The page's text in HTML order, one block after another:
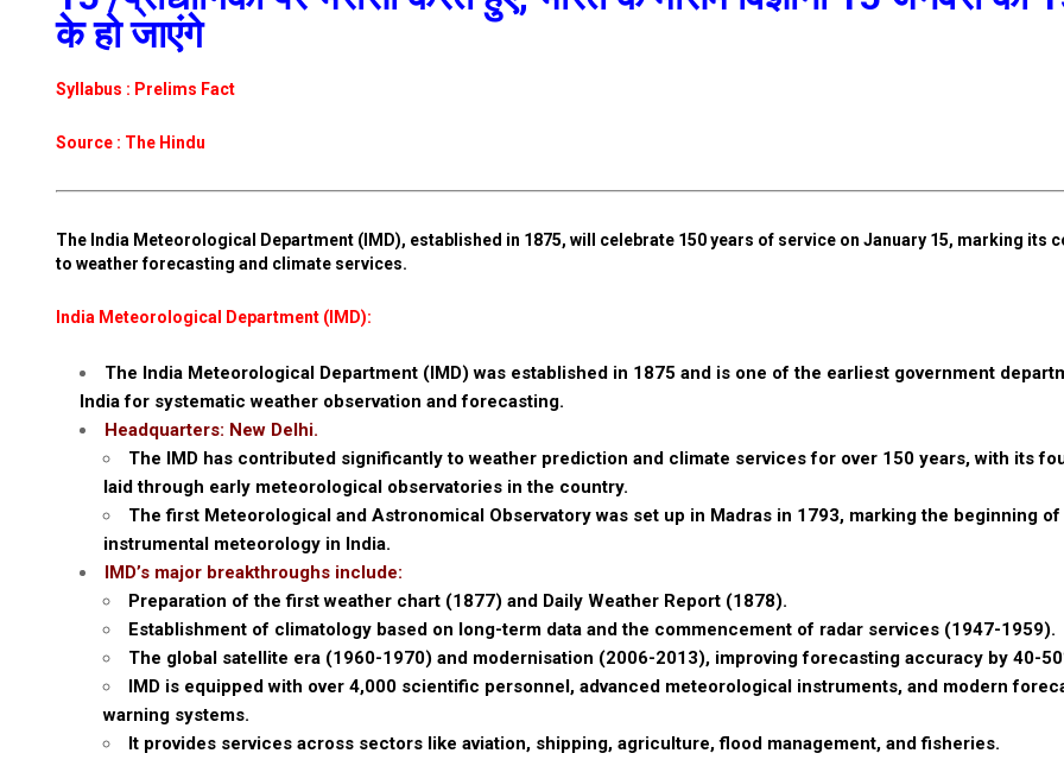
के हो जाएंगे
Syllabus : Prelims Fact
Source : The Hindu
The India Meteorological Department (IMD), established in 1875, will celebrate 150 years of service on January 15, marking its
to weather forecasting and climate services.
India Meteorological Department (IMD):
The India Meteorological Department (IMD) was established in 1875 and is one of the earliest government
India for systematic weather observation and forecasting.
Headquarters: New Delhi.
The IMD has contributed significantly to weather prediction and climate services for over 150 years, with its
laid through early meteorological observatories in the country.
The first Meteorological and Astronomical Observatory was set up in Madras in 1793, marking the beginning of
instrumental meteorology in India.
IMD’s major breakthroughs include:
Preparation of the first weather chart (1877) and Daily Weather Report (1878).
Establishment of climatology based on long-term data and the commencement of radar services (1947-1959).
The global satellite era (1960-1970) and modernisation (2006-2013), improving forecasting accuracy by 40-
IMD is equipped with over 4,000 scientific personnel, advanced meteorological instruments, and modern
warning systems.
It provides services across sectors like aviation, shipping, agriculture, flood management, and fisheries.